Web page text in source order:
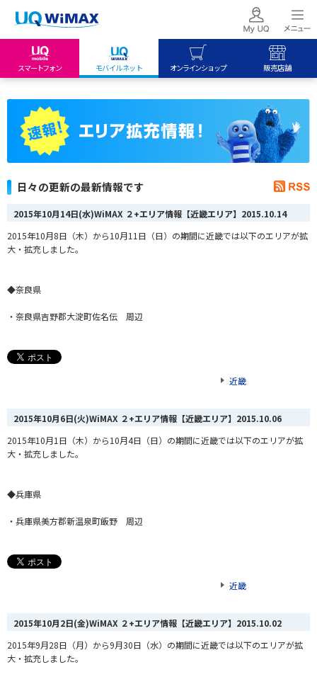
スマートフォン モバイルネット オンラインショップ 販売店舗
My UQ mobile
UQ mobile
UQ WiMAX
UQ WiMAX
日々の更新の最新情報です
2015年10月14日(水)WiMAX ２+エリア情報【近畿エリア】 2015.10.14
2015年10月8日（木）から10月11日（日）の期間に近畿では以下のエリアが拡
大・拡充しました。
◆奈良県
・奈良県吉野郡大淀町佐名伝 周辺
近畿
2015年10月6日(火)WiMAX ２+エリア情報【近畿エリア】 2015.10.06
2015年10月1日（木）から10月4日（日）の期間に近畿では以下のエリアが拡
大・拡充しました。
◆兵庫県
・兵庫県美方郡新温泉町飯野 周辺
近畿
2015年10月2日(金)WiMAX ２+エリア情報【近畿エリア】 2015.10.02
2015年9月28日（月）から9月30日（水）の期間に近畿では以下のエリアが拡
大・拡充しました。